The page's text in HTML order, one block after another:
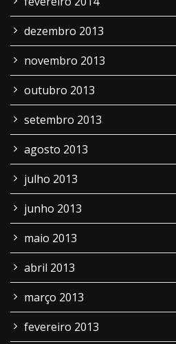
dezembro 2013
novembro 2013
outubro 2013
setembro 2013
agosto 2013
julho 2013
junho 2013
maio 2013
abril 2013
março 2013
fevereiro 2013